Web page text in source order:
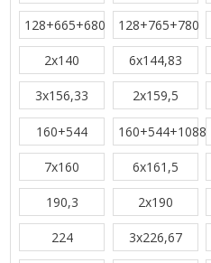
128+665+680 128+765+780
2x140 6x144,83
3x156,33 2x159,5
160+544 160+544+1088
7x160 6x161,5
190,3 2x190
224 3x226,67